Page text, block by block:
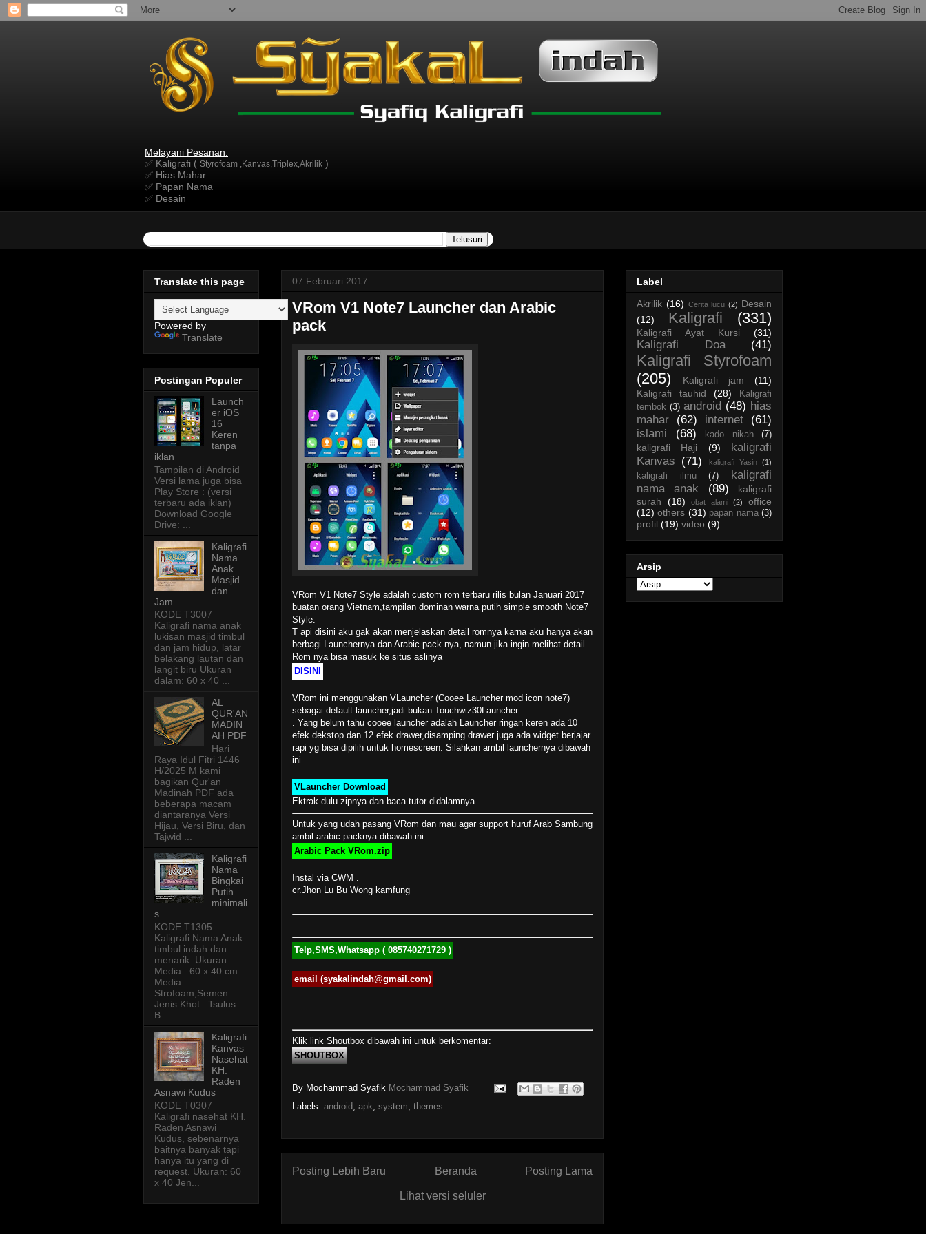
Melayani Pesanan:
✅ Kaligrafi ( Styrofoam ,Kanvas,Triplex,Akrilik )
✅ Hias Mahar
✅ Papan Nama
✅ Desain
07 Februari 2017
VRom V1 Note7 Launcher dan Arabic
pack
VRom V1 Note7 Style adalah custom rom terbaru rilis bulan Januari 2017
buatan orang Vietnam,tampilan dominan warna putih simple smooth Note7
Style.
T api disini aku gak akan menjelaskan detail romnya karna aku hanya akan
berbagi Launchernya dan Arabic pack nya, namun jika ingin melihat detail
Rom nya bisa masuk ke situs aslinya
DISINI
VRom ini menggunakan VLauncher (Cooee Launcher mod icon note7)
sebagai default launcher,jadi bukan Touchwiz30Launcher
. Yang belum tahu cooee launcher adalah Launcher ringan keren ada 10
efek dekstop dan 12 efek drawer,disamping drawer juga ada widget berjajar
rapi yg bisa dipilih untuk homescreen. Silahkan ambil launchernya dibawah
ini
VLauncher Download
Ektrak dulu zipnya dan baca tutor didalamnya.
Untuk yang udah pasang VRom dan mau agar support huruf Arab Sambung
ambil arabic packnya dibawah ini:
Arabic Pack VRom.zip
Instal via CWM .
cr.Jhon Lu Bu Wong kamfung
Telp,SMS,Whatsapp ( 085740271729 )
email (syakalindah@gmail.com)
Klik link Shoutbox dibawah ini untuk berkomentar:
SHOUTBOX
By Mochammad Syafik Mochammad Syafik
Labels: android, apk, system, themes
Posting Lebih Baru Posting Lama
Beranda
Lihat versi seluler
Translate this page
Powered by
Translate
Postingan Populer
Launch
er iOS
16
Keren
tanpa
iklan
Tampilan di Android
Versi lama juga bisa
Play Store : (versi
terbaru ada iklan)
Download Google
Drive: ...
Kaligrafi
Nama
Anak
Masjid
dan
Jam
KODE T3007
Kaligrafi nama anak
lukisan masjid timbul
dan jam hidup, latar
belakang lautan dan
langit biru Ukuran
dalam: 60 x 40 ...
AL
QUR'AN
MADIN
AH PDF
Hari
Raya Idul Fitri 1446
H/2025 M kami
bagikan Qur'an
Madinah PDF ada
beberapa macam
diantaranya Versi
Hijau, Versi Biru, dan
Tajwid ...
Kaligrafi
Nama
Bingkai
Putih
minimali
s
KODE T1305
Kaligrafi Nama Anak
timbul indah dan
menarik. Ukuran
Media : 60 x 40 cm
Media :
Strofoam,Semen
Jenis Khot : Tsulus
B...
Kaligrafi
Kanvas
Nasehat
KH.
Raden
Asnawi Kudus
KODE T0307
Kaligrafi nasehat KH.
Raden Asnawi
Kudus, sebenarnya
baitnya banyak tapi
hanya itu yang di
request. Ukuran: 60
x 40 Jen...
Label
Akrilik (16) Cerita lucu (2) Desain
(12)
Kaligrafi (331)
Kaligrafi Ayat Kursi (31)
Kaligrafi Doa (41)
Kaligrafi Styrofoam
(205)
Kaligrafi jam
(11)
Kaligrafi tauhid
(28)
Kaligrafi
tembok (3) android (48) hias
mahar
(62) internet
(61)
islami
(68) kado nikah (7)
kaligrafi Haji (9)
kaligrafi
Kanvas (71) kaligrafi Yasin (1)
kaligrafi ilmu (7)
kaligrafi
nama anak
(89)
kaligrafi
surah
(18) obat alami (2)
office
(12) others (31) papan nama (3)
profil (19) video (9)
Arsip